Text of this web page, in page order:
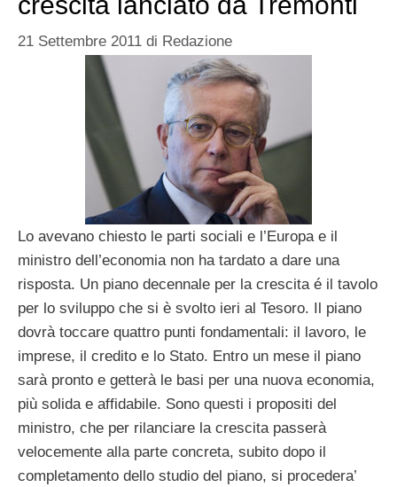
21 Settembre 2011 di Redazione
Lo avevano chiesto le parti sociali e l’Europa e il
ministro dell’economia non ha tardato a dare una
risposta. Un piano decennale per la crescita é il tavolo
per lo sviluppo che si è svolto ieri al Tesoro. Il piano
dovrà toccare quattro punti fondamentali: il lavoro, le
imprese, il credito e lo Stato. Entro un mese il piano
sarà pronto e getterà le basi per una nuova economia,
più solida e affidabile. Sono questi i propositi del
ministro, che per rilanciare la crescita passerà
velocemente alla parte concreta, subito dopo il
completamento dello studio del piano, si procedera’